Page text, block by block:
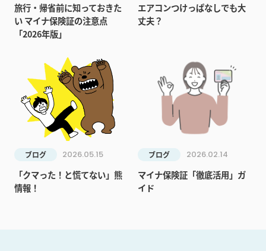
旅行・帰省前に知っておきた
い マイナ保険証の注意点
「2026年版」
エアコンつけっぱなしでも大
丈夫？
2026.05.15
ブログ
「クマった！と慌てない」熊
情報！
2026.02.14
ブログ
マイナ保険証「徹底活用」ガ
イド